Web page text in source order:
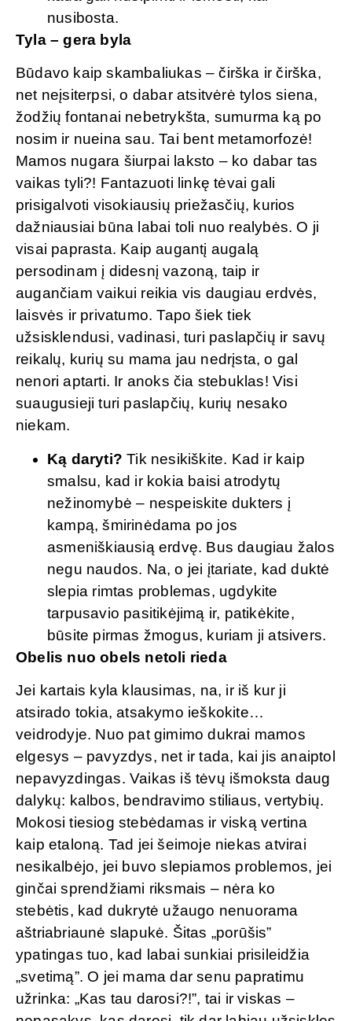
nusibosta.
Tyla – gera byla
Būdavo kaip skambaliukas – čirška ir čirška,
net neįsiterpsi, o dabar atsitvėrė tylos siena,
žodžių fontanai nebetrykšta, sumurma ką po
nosim ir nueina sau. Tai bent metamorfozė!
Mamos nugara šiurpai laksto – ko dabar tas
vaikas tyli?! Fantazuoti linkę tėvai gali
prisigalvoti visokiausių priežasčių, kurios
dažniausiai būna labai toli nuo realybės. O ji
visai paprasta. Kaip augantį augalą
persodinam į didesnį vazoną, taip ir
augančiam vaikui reikia vis daugiau erdvės,
laisvės ir privatumo. Tapo šiek tiek
užsisklendusi, vadinasi, turi paslapčių ir savų
reikalų, kurių su mama jau nedrįsta, o gal
nenori aptarti. Ir anoks čia stebuklas! Visi
suaugusieji turi paslapčių, kurių nesako
niekam.
Ką daryti?Tik nesikiškite. Kad ir kaip
smalsu, kad ir kokia baisi atrodytų
nežinomybė – nespeiskite dukters į
kampą, šmirinėdama po jos
asmeniškiausią erdvę. Bus daugiau žalos
negu naudos. Na, o jei įtariate, kad duktė
slepia rimtas problemas, ugdykite
tarpusavio pasitikėjimą ir, patikėkite,
būsite pirmas žmogus, kuriam ji atsivers.
Obelis nuo obels netoli rieda
Jei kartais kyla klausimas, na, ir iš kur ji
atsirado tokia, atsakymo ieškokite…
veidrodyje. Nuo pat gimimo dukrai mamos
elgesys – pavyzdys, net ir tada, kai jis anaiptol
nepavyzdingas. Vaikas iš tėvų išmoksta daug
dalykų: kalbos, bendravimo stiliaus, vertybių.
Mokosi tiesiog stebėdamas ir viską vertina
kaip etaloną. Tad jei šeimoje niekas atvirai
nesikalbėjo, jei buvo slepiamos problemos, jei
ginčai sprendžiami riksmais – nėra ko
stebėtis, kad dukrytė užaugo nenuorama
aštriabriaunė slapukė. Šitas „porūšis”
ypatingas tuo, kad labai sunkiai prisileidžia
„svetimą”. O jei mama dar senu papratimu
užrinka: „Kas tau darosi?!”, tai ir viskas –